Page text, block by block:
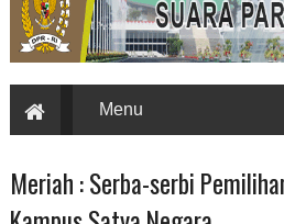
Meriah : Serba-serbi